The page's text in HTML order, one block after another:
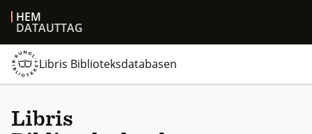
HEM
DATAUTTAG
Libris Biblioteksdatabasen
Libris